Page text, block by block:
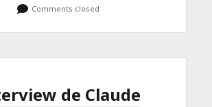
N°
–
2012</SPAN>
Comments closed
de Claude